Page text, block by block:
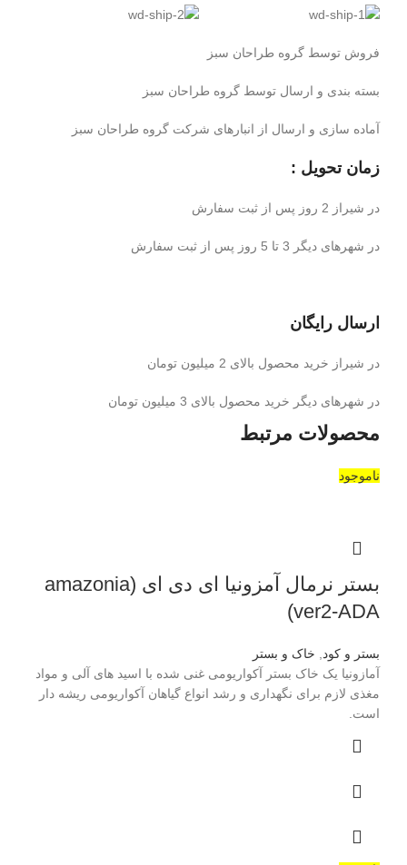
فروش توسط گروه طراحان سبز
بسته بندی و ارسال توسط گروه طراحان سبز
آماده سازی و ارسال از انبارهای شرکت گروه طراحان سبز
زمان تحویل :
در شیراز 2 روز پس از ثبت سفارش
در شهرهای دیگر 3 تا 5 روز پس از ثبت سفارش
ارسال رایگان
در شیراز خرید محصول بالای 2 میلیون تومان
در شهرهای دیگر خرید محصول بالای 3 میلیون تومان
محصولات مرتبط
ناموجود
بستر نرمال آمزونیا ای دی ای (amazonia
ver2-ADA)
بستر و کود
خاک و بستر
آمازونیا یک خاک بستر آکواریومی غنی شده با اسید های آلی و مواد
مغذی لازم برای نگهداری و رشد انواع گیاهان آکواریومی ریشه دار
است.